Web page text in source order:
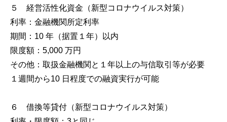
５ 経営活性化資金（新型コロナウイルス対策）
利率：金融機関所定利率
期間：10 年（据置１年）以内
限度額：5,000 万円
その他：取扱金融機関と１年以上の与信取引等が必要
１週間から10 日程度での融資実行が可能
６ 借換等貸付（新型コロナウイルス対策）